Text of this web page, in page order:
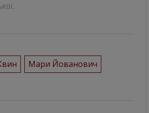
Мари Йованович